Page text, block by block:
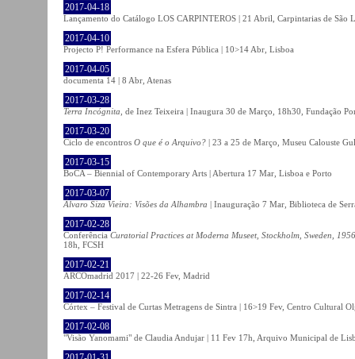
2017-04-18
Lançamento do Catálogo LOS CARPINTEROS | 21 Abril, Carpintarias de São
2017-04-10
Projecto P! Performance na Esfera Pública | 10>14 Abr, Lisboa
2017-04-05
documenta 14 | 8 Abr, Atenas
2017-03-28
Terra Incógnita , de Inez Teixeira | Inaugura 30 de Março, 18h30, Fundação
2017-03-20
Ciclo de encontros O que é o Arquivo? | 23 a 25 de Março, Museu Calouste
2017-03-15
BoCA – Biennial of Contemporary Arts | Abertura 17 Mar, Lisboa e Porto
2017-03-07
Álvaro Siza Vieira: Visões da Alhambra | Inauguração 7 Mar, Biblioteca de
2017-02-28
Conferência Curatorial Practices at Moderna Museet, Stockholm, Sweden,
18h, FCSH
2017-02-21
ARCOmadrid 2017 | 22-26 Fev, Madrid
2017-02-14
Córtex – Festival de Curtas Metragens de Sintra | 16>19 Fev, Centro Cultural
2017-02-08
"Visão Yanomami" de Claudia Andujar | 11 Fev 17h, Arquivo Municipal de